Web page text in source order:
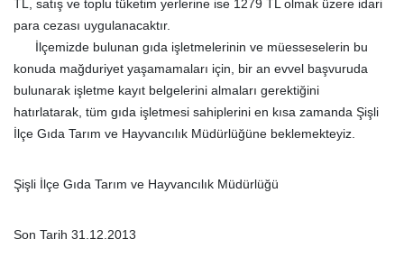
TL, satış ve toplu tüketim yerlerine ise 1279 TL olmak üzere idari
para cezası uygulanacaktır.
İlçemizde bulunan gıda işletmelerinin ve müesseselerin bu
konuda mağduriyet yaşamamaları için, bir an evvel başvuruda
bulunarak işletme kayıt belgelerini almaları gerektiğini
hatırlatarak, tüm gıda işletmesi sahiplerini en kısa zamanda Şişli
İlçe Gıda Tarım ve Hayvancılık Müdürlüğüne beklemekteyiz.
Şişli İlçe Gıda Tarım ve Hayvancılık Müdürlüğü
Son Tarih 31.12.2013